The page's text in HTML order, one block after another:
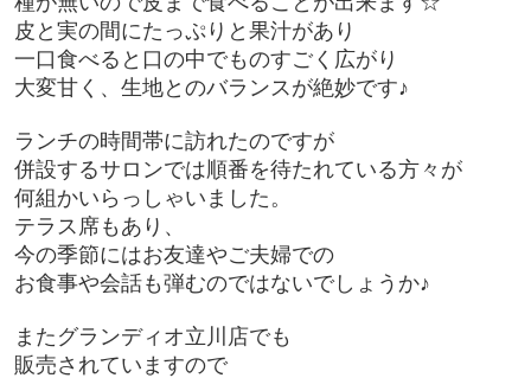
皮と実の間にたっぷりと果汁があり
一口食べると口の中でものすごく広がり
大変甘く、生地とのバランスが絶妙です♪
ランチの時間帯に訪れたのですが
併設するサロンでは順番を待たれている方々が
何組かいらっしゃいました。
テラス席もあり、
今の季節にはお友達やご夫婦での
お食事や会話も弾むのではないでしょうか♪
またグランディオ立川店でも
販売されていますので